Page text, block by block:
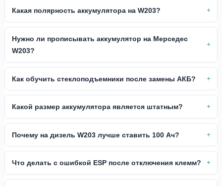
Какая полярность аккумулятора на W203?
Нужно ли прописывать аккумулятор на Мерседес
W203?
Как обучить стеклоподъемники после замены АКБ?
Какой размер аккумулятора является штатным?
Почему на дизель W203 лучше ставить 100 Ач?
Что делать с ошибкой ESP после отключения клемм?